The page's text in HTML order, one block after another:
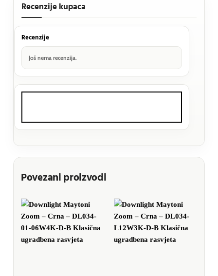
Recenzije kupaca
Recenzije
Još nema recenzija.
Povezani proizvodi